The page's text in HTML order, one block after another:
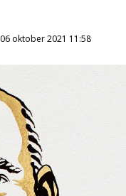
06 oktober 2021 11:58